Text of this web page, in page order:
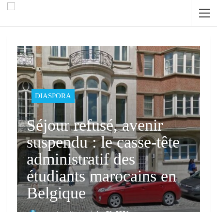
DIASPORA
Séjour refusé, avenir
suspendu : le casse-tête
administratif des
étudiants marocains en
Belgique